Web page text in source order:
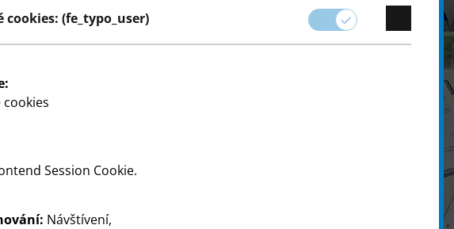
nástrojů, které vám
cookies: (fe_typo_user)
Session Cookie.
Návštívení,